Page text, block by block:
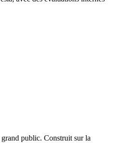
public. Construit sur la